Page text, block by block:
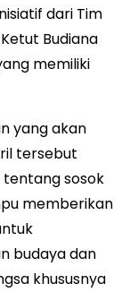
dari Tim
Budiana
memiliki
yang akan
tersebut
sosok
memberikan
budaya dan
khususnya